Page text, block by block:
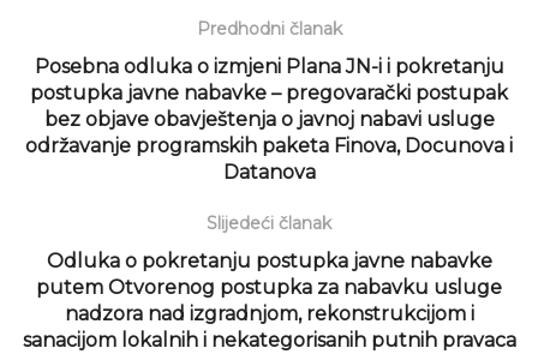
Predhodni članak
Posebna odluka o izmjeni Plana JN-i i pokretanju
postupka javne nabavke – pregovarački postupak
bez objave obavještenja o javnoj nabavi usluge
održavanje programskih paketa Finova, Docunova i
Datanova
Slijedeći članak
Odluka o pokretanju postupka javne nabavke
putem Otvorenog postupka za nabavku usluge
nadzora nad izgradnjom, rekonstrukcijom i
sanacijom lokalnih i nekategorisanih putnih pravaca